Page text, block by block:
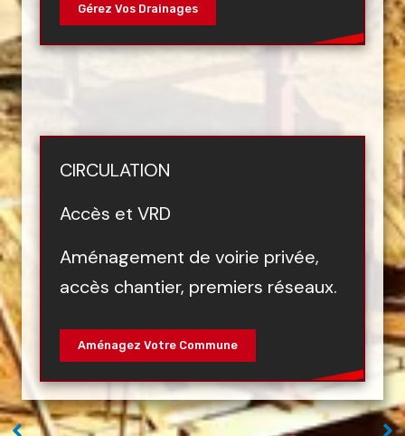
Gérez Vos Drainages
CIRCULATION
Accès et VRD
Aménagement de voirie privée,
accès chantier, premiers réseaux.
Aménagez Votre Commune